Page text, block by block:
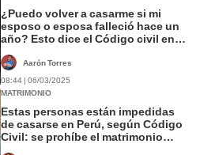
¿Puedo volver a casarme si mi
esposo o esposa falleció hace un
año? Esto dice el Código civil en
Aarón Torres
08:44 | 06/03/2025
MATRIMONIO
Estas personas están impedidas
de casarse en Perú, según Código
Civil: se prohíbe el matrimonio